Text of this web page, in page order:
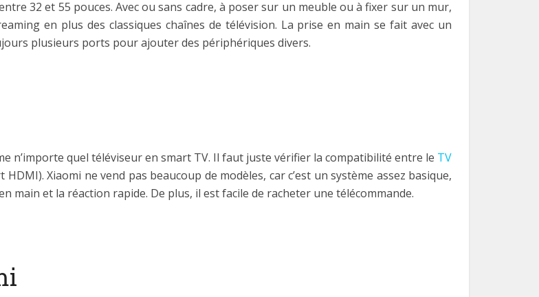
32 et 55 pouces. Avec ou sans cadre, à poser sur un meuble ou à fixer sur un mur,
en plus des classiques chaînes de télévision. La prise en main se fait avec un
plusieurs ports pour ajouter des périphériques divers.
n’importe quel téléviseur en smart TV. Il faut juste vérifier la compatibilité entre le TV
Xiaomi ne vend pas beaucoup de modèles, car c’est un système assez basique,
main et la réaction rapide. De plus, il est facile de racheter une télécommande.